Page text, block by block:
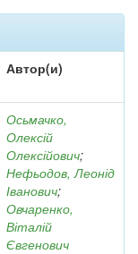
Автор(и)
Осьмачко,
Олексій
Олексійович;
Нефьодов, Леонід
Іванович;
Овчаренко,
Віталій
Євгенович